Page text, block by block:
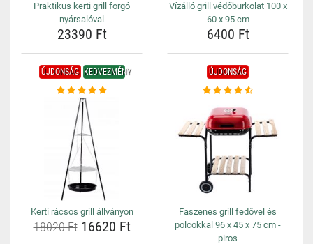
Praktikus kerti grill forgó
nyársalóval
23390 Ft
Vízálló grill védőburkolat 100 x
60 x 95 cm
6400 Ft
ÚJDONSÁG KEDVEZMÉNY
Kerti rácsos grill állványon
18020 Ft16620 Ft
ÚJDONSÁG
Faszenes grill fedővel és
polcokkal 96 x 45 x 75 cm -
piros